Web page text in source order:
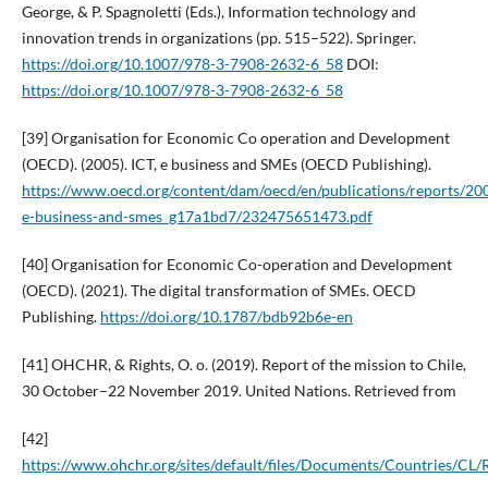
George, & P. Spagnoletti (Eds.), Information technology and
innovation trends in organizations (pp. 515–522). Springer.
https://doi.org/10.1007/978-3-7908-2632-6_58DOI:
https://doi.org/10.1007/978-3-7908-2632-6_58
[39] Organisation for Economic Co operation and Development
(OECD). (2005). ICT, e business and SMEs (OECD Publishing).
https://www.oecd.org/content/dam/oecd/en/publications/reports/
e-business-and-smes_g17a1bd7/232475651473.pdf
[40] Organisation for Economic Co-operation and Development
(OECD). (2021). The digital transformation of SMEs. OECD
Publishing. https://doi.org/10.1787/bdb92b6e-en
[41] OHCHR, & Rights, O. o. (2019). Report of the mission to Chile,
30 October–22 November 2019. United Nations. Retrieved from
[42]
https://www.ohchr.org/sites/default/files/Documents/Countries/CL/